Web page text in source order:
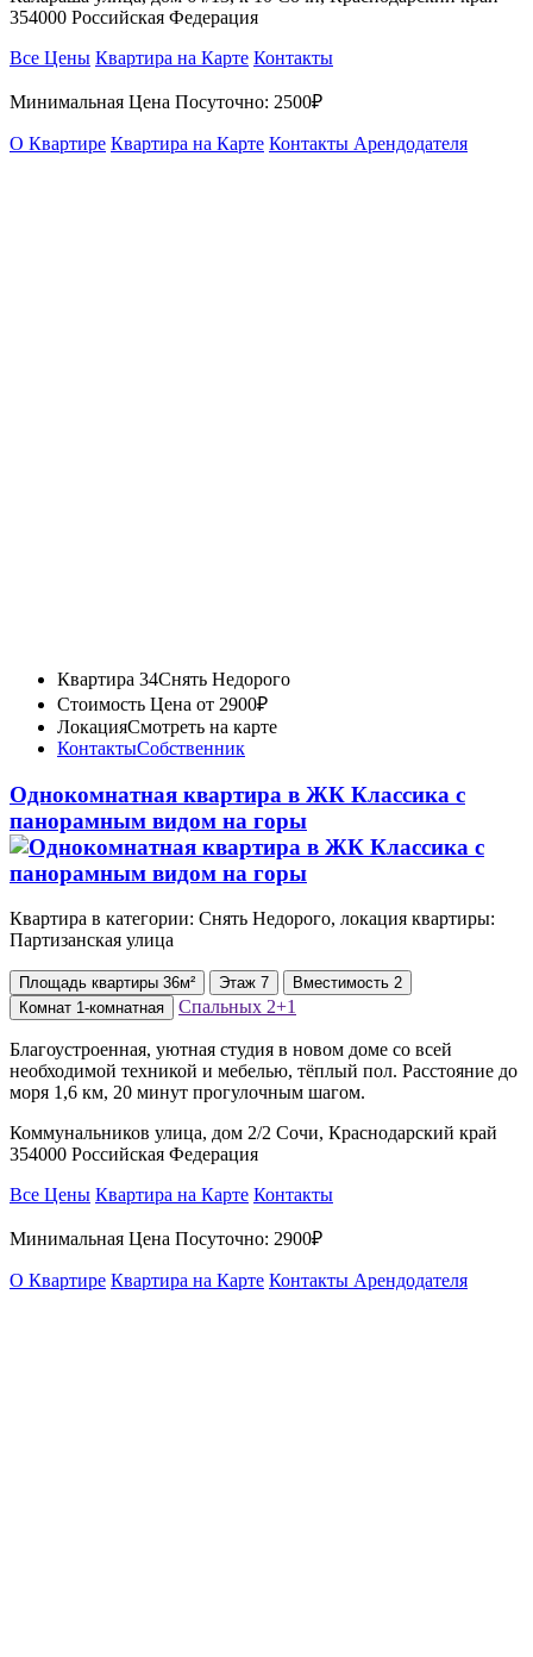
354000 Российская Федерация
Все Цены Квартира на Карте Контакты
Минимальная Цена Посуточно: 2500₽
О Квартире Квартира на Карте Контакты Арендодателя
Квартира 34Снять Недорого
Стоимость Цена от 2900₽
ЛокацияСмотреть на карте
КонтактыСобственник
Однокомнатная квартира в ЖК Классика с
панорамным видом на горы
Квартира в категории: Снять Недорого, локация квартиры:
Партизанская улица
Площадь квартиры 36м² Этаж 7 Вместимость 2
Комнат 1-комнатная Спальных 2+1
Благоустроенная, уютная студия в новом доме со всей
необходимой техникой и мебелью, тёплый пол. Расстояние до
моря 1,6 км, 20 минут прогулочным шагом.
Коммунальников улица, дом 2/2 Сочи, Краснодарский край
354000 Российская Федерация
Все Цены Квартира на Карте Контакты
Минимальная Цена Посуточно: 2900₽
О Квартире Квартира на Карте Контакты Арендодателя